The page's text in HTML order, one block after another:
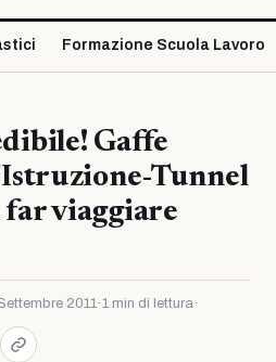
Formazione Scuola Lavoro
Gaffe
Tunnel
viaggiare
2011·1 min di lettura·